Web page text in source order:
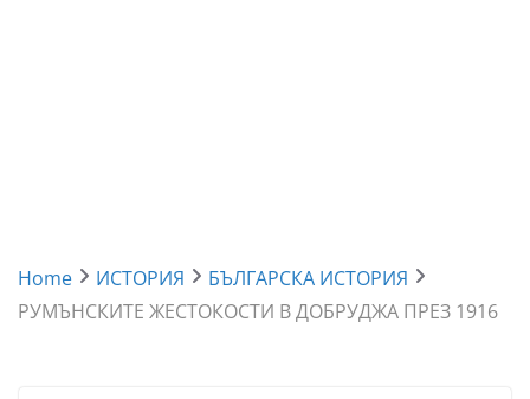
Home ИСТОРИЯ
БЪЛГАРСКА ИСТОРИЯ
РУМЪНСКИТЕ ЖЕСТОКОСТИ В ДОБРУДЖА ПРЕЗ 1916